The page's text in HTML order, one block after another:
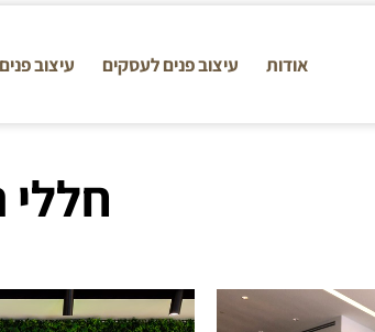
אודות עיצוב פנים לעסקים עיצוב
חללי